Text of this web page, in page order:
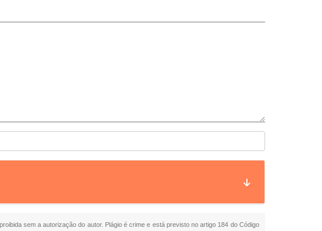
sem a autorização do autor. Plágio é crime e está previsto no artigo 184 do Código